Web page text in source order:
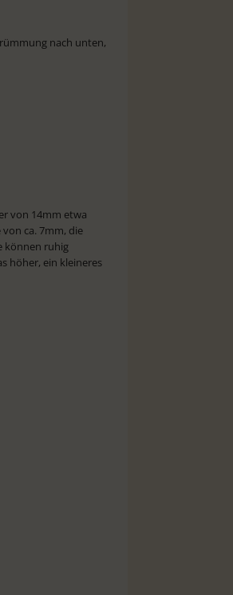
nach unten,
von 14mm etwa
ca. 7mm, die
können ruhig
höher, ein kleineres